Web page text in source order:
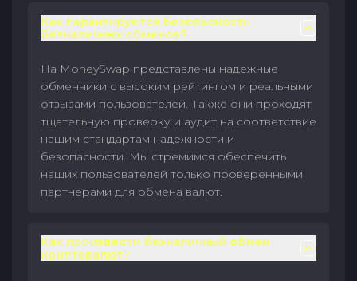
Как гарантируется безопасность
безналичных обменов?
На MoneySwap представлены надежные
обменники с высоким рейтингом и реальными
отзывами пользователей. Также они проходят
тщательную проверку и аудит на соответствие
нашим стандартам надежности и
безопасности. Мы стремимся обеспечить
наших пользователей только проверенными
партнерами для обмена валют.
Как произвести безналичный обмен
криптовалют?